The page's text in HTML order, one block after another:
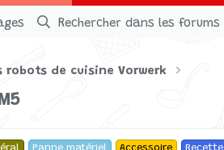
Rechercher dans les forums
robots de cuisine Vorwerk